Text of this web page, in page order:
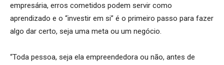
empresária, erros cometidos podem servir como
aprendizado e o “investir em si” é o primeiro passo para fazer
algo dar certo, seja uma meta ou um negócio.
“Toda pessoa, seja ela empreendedora ou não, antes de